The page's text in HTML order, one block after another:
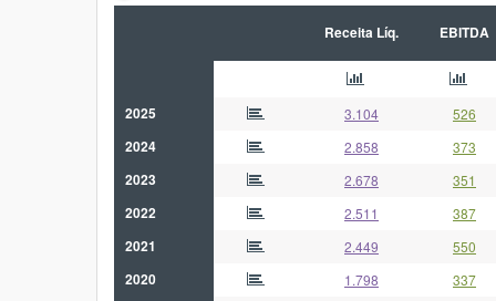
Receita Líq. EBITDA
2025 3.104 526
2024 2.858 373
2023 2.678 351
2022 2.511 387
2021 2.449 550
2020 1.798 337